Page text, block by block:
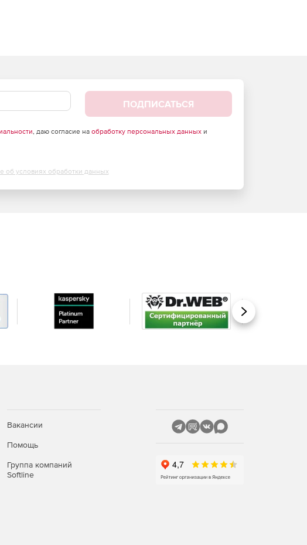
ПОДПИСАТЬСЯ
, даю согласие на обработку персональных данныхи
об условиях обработки данных
Вперед
Вакансии
Помощь
Группа компаний
Softline